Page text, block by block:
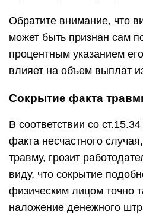
Обратите внимание, что
может быть признан сам
процентным указанием
влияет на объем выплат
Сокрытие факта
В соответствии со
факта несчастного
травму, грозит
виду, что сокрытие
физическим лицом точно
наложение денежного